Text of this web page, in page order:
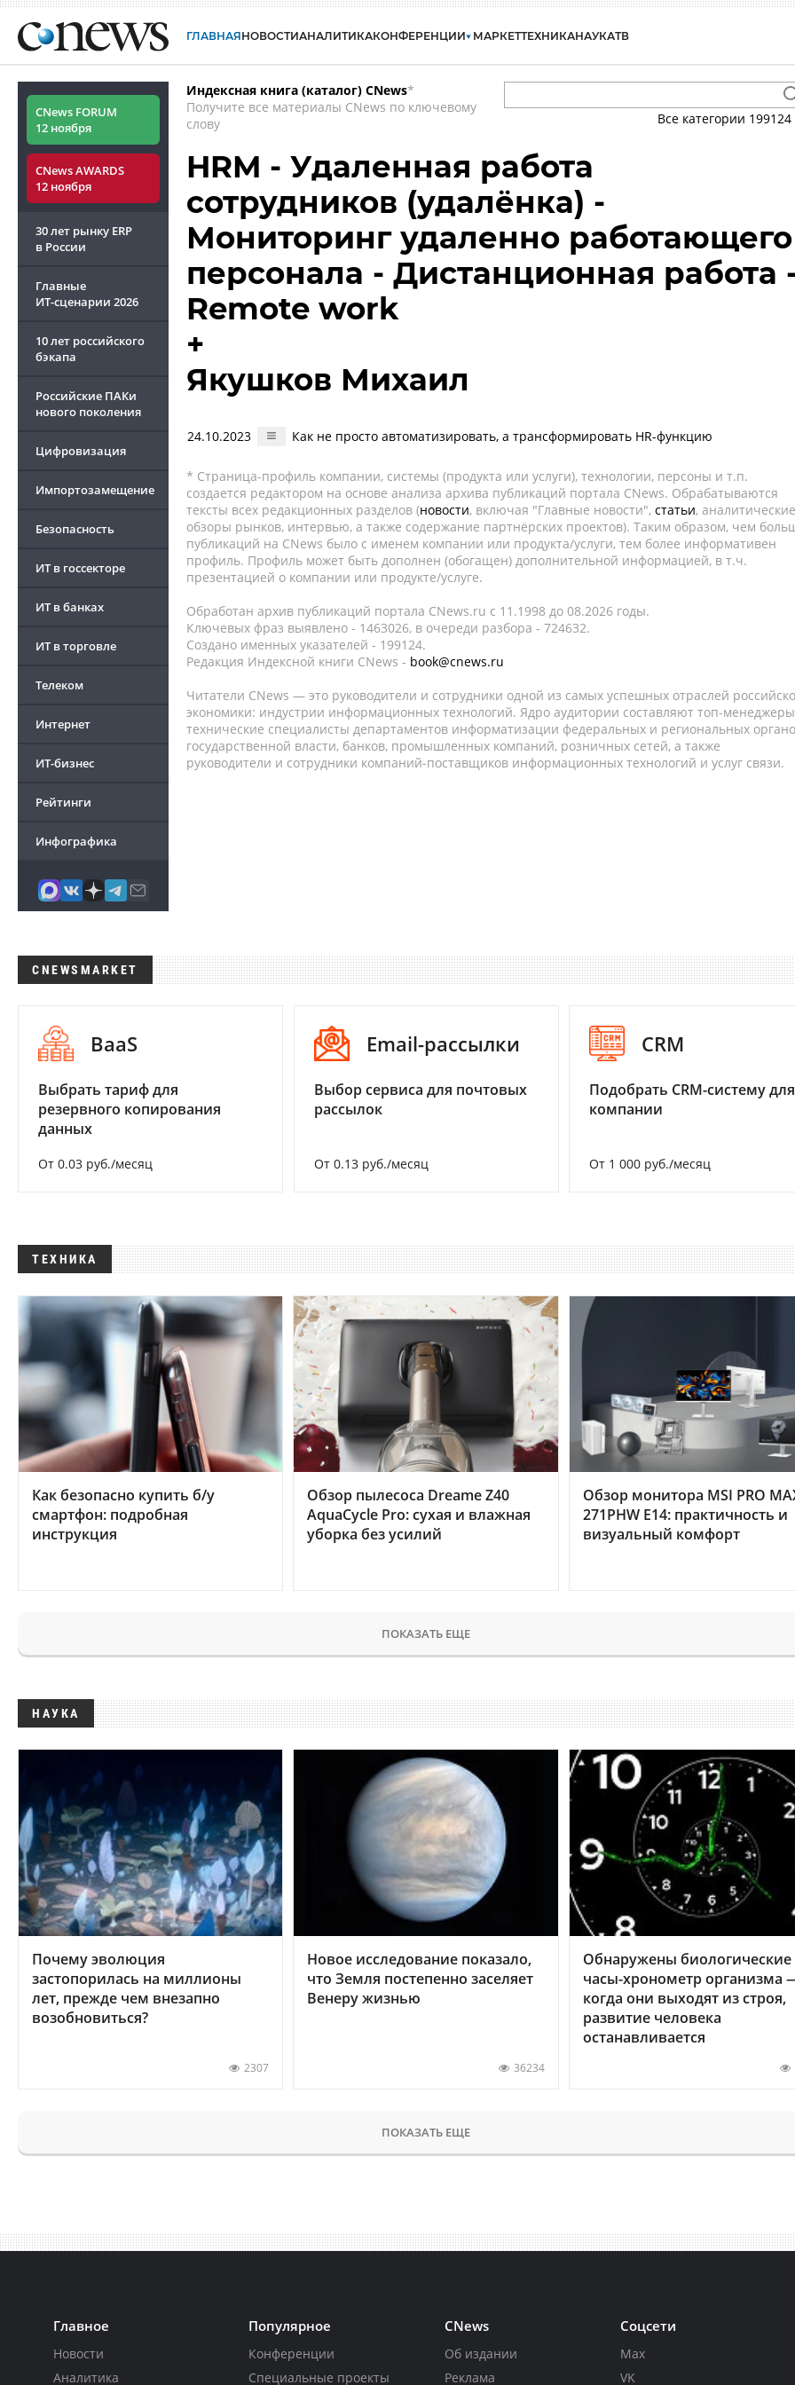
ГЛАВНАЯНОВОСТИАНАЛИТИКАКОНФЕРЕНЦИИ МАРКЕТТЕХНИКАНАУКАТВ
CNews FORUM
12 ноября
CNews AWARDS
12 ноября
30 лет рынку ERP
в России
Главные
ИТ-сценарии 2026
10 лет российского
бэкапа
Российские ПАКи
нового поколения
Цифровизация
Импортозамещение
Безопасность
ИТ в госсекторе
ИТ в банках
ИТ в торговле
Телеком
Интернет
ИТ-бизнес
Рейтинги
Инфографика
Индексная книга (каталог) CNews*
Получите все материалы CNews по ключевому
слову
Все категории 199124
HRM - Удаленная работа
сотрудников (удалёнка) -
Мониторинг удаленно работающего
персонала - Дистанционная работа
Remote work
+
Якушков Михаил
24.10.2023 Как не просто автоматизировать, а трансформировать HR-функцию
* Страница-профиль компании, системы (продукта или услуги), технологии, персоны и т.п.
создается редактором на основе анализа архива публикаций портала CNews. Обрабатываются
тексты всех редакционных разделов (новости, включая "Главные новости", статьи, аналитические
обзоры рынков, интервью, а также содержание партнёрских проектов). Таким образом, чем
публикаций на CNews было с именем компании или продукта/услуги, тем более информативен
профиль. Профиль может быть дополнен (обогащен) дополнительной информацией, в т.ч.
презентацией о компании или продукте/услуге.
Обработан архив публикаций портала CNews.ru c 11.1998 до 08.2026 годы.
Ключевых фраз выявлено - 1463026, в очереди разбора - 724632.
Создано именных указателей - 199124.
Редакция Индексной книги CNews - book@cnews.ru
Читатели CNews — это руководители и сотрудники одной из самых успешных отраслей
экономики: индустрии информационных технологий. Ядро аудитории составляют топ-
технические специалисты департаментов информатизации федеральных и региональных
государственной власти, банков, промышленных компаний, розничных сетей, а также
руководители и сотрудники компаний-поставщиков информационных технологий и услуг связи.
CNEWSMARKET
BaaS
Выбрать тариф для
резервного копирования
данных
От 0.03 руб./месяц
Email-рассылки
Выбор сервиса для почтовых
рассылок
От 0.13 руб./месяц
CRM
Подобрать CRM-систему для
компании
От 1 000 руб./месяц
ТЕХНИКА
Как безопасно купить б/у
смартфон: подробная
инструкция
Обзор пылесоса Dreame Z40
AquaCycle Pro: сухая и влажная
уборка без усилий
Обзор монитора MSI PRO
271PHW E14: практичность и
визуальный комфорт
ПОКАЗАТЬ ЕЩЕ
НАУКА
Почему эволюция
застопорилась на миллионы
лет, прежде чем внезапно
возобновиться?
2307
Новое исследование показало,
что Земля постепенно заселяет
Венеру жизнью
36234
Обнаружены биологические
часы-хронометр организма
когда они выходят из строя,
развитие человека
останавливается
ПОКАЗАТЬ ЕЩЕ
Главное
Новости
Аналитика
Популярное
Конференции
Специальные проекты
CNews
Об издании
Реклама
Соцсети
Max
VK